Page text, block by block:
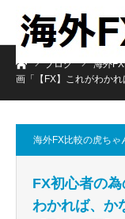
ホームブログ 海外
画「【FX】これがわか
海外FX比較の虎ちゃ
FX初心者の
わかれば、か